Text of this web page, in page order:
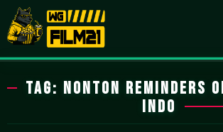
Loncat
ke
konten
Tag: nonton Reminders
indo